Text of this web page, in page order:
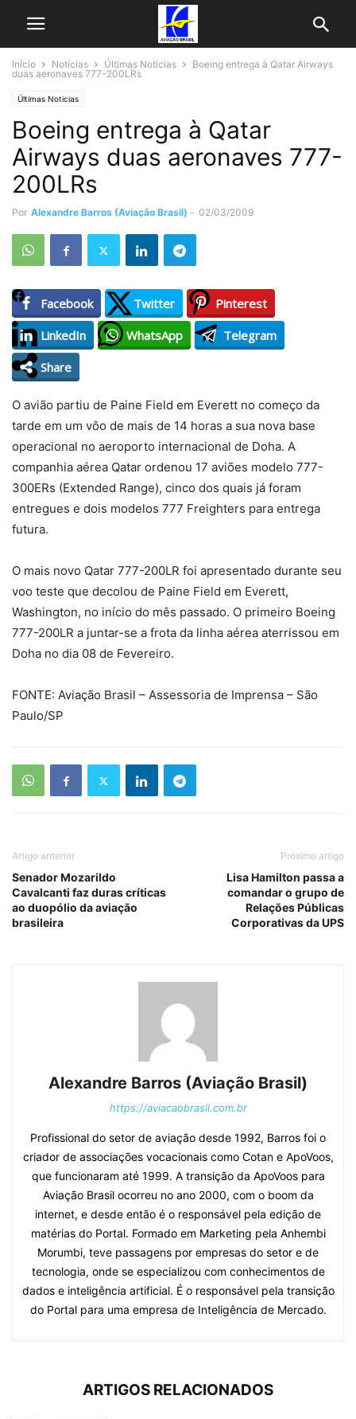
Início Notícias Últimas Noticias
Boeing entrega à Qatar Airways
duas aeronaves 777-200LRs
Últimas Noticias
Boeing entrega à Qatar
Airways duas aeronaves 777-
200LRs
Por Alexandre Barros (Aviação Brasil) - 02/03/2009
Facebook Twitter
Pinterest
LinkedIn
WhatsApp
Telegram
Share
O avião partiu de Paine Field em Everett no começo da
tarde em um vôo de mais de 14 horas a sua nova base
operacional no aeroporto internacional de Doha. A
companhia aérea Qatar ordenou 17 aviões modelo 777-
300ERs (Extended Range), cinco dos quais já foram
entregues e dois modelos 777 Freighters para entrega
futura.
O mais novo Qatar 777-200LR foi apresentado durante seu
voo teste que decolou de Paine Field em Everett,
Washington, no início do mês passado. O primeiro Boeing
777-200LR a juntar-se a frota da linha aérea aterrissou em
Doha no dia 08 de Fevereiro.
FONTE: Aviação Brasil – Assessoria de Imprensa – São
Paulo/SP
Artigo anterior
Senador Mozarildo
Cavalcanti faz duras críticas
ao duopólio da aviação
brasileira
Próximo artigo
Lisa Hamilton passa a
comandar o grupo de
Relações Públicas
Corporativas da UPS
Alexandre Barros (Aviação Brasil)
https://aviacaobrasil.com.br
Profissional do setor de aviação desde 1992, Barros foi o
criador de associações vocacionais como Cotan e ApoVoos,
que funcionaram até 1999. A transição da ApoVoos para
Aviação Brasil ocorreu no ano 2000, com o boom da
internet, e desde então é o responsável pela edição de
matérias do Portal. Formado em Marketing pela Anhembi
Morumbi, teve passagens por empresas do setor e de
tecnologia, onde se especializou com conhecimentos de
dados e inteligência artificial. É o responsável pela transição
do Portal para uma empresa de Inteligência de Mercado.
ARTIGOS RELACIONADOS